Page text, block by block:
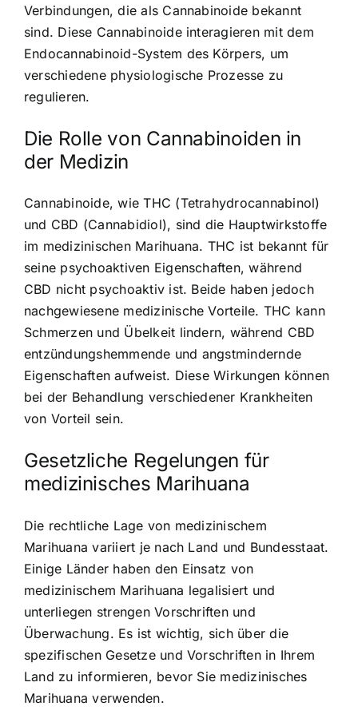
Verbindungen, die als Cannabinoide bekannt
sind. Diese Cannabinoide interagieren mit dem
Endocannabinoid-System des Körpers, um
verschiedene physiologische Prozesse zu
regulieren.
Die Rolle von Cannabinoiden in
der Medizin
Cannabinoide, wie THC (Tetrahydrocannabinol)
und CBD (Cannabidiol), sind die Hauptwirkstoffe
im medizinischen Marihuana. THC ist bekannt für
seine psychoaktiven Eigenschaften, während
CBD nicht psychoaktiv ist. Beide haben jedoch
nachgewiesene medizinische Vorteile. THC kann
Schmerzen und Übelkeit lindern, während CBD
entzündungshemmende und angstmindernde
Eigenschaften aufweist. Diese Wirkungen können
bei der Behandlung verschiedener Krankheiten
von Vorteil sein.
Gesetzliche Regelungen für
medizinisches Marihuana
Die rechtliche Lage von medizinischem
Marihuana variiert je nach Land und Bundesstaat.
Einige Länder haben den Einsatz von
medizinischem Marihuana legalisiert und
unterliegen strengen Vorschriften und
Überwachung. Es ist wichtig, sich über die
spezifischen Gesetze und Vorschriften in Ihrem
Land zu informieren, bevor Sie medizinisches
Marihuana verwenden.